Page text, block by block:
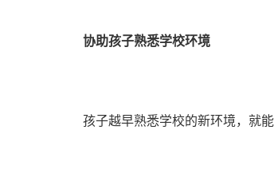
协助孩子熟悉学校环境
孩子越早熟悉学校的新环境，就能